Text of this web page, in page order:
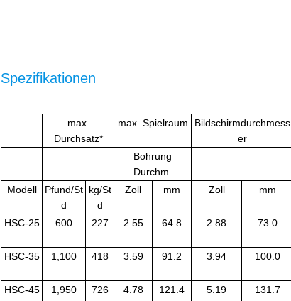
Spezifikationen
max.
Durchsatz*
max. Spielraum
Bildschirmdurchmess
er
Bohrung
Durchm.
Modell
Pfund/St
d
kg/St
d
Zoll mm Zoll mm
HSC-25 600 227 2.55 64.8 2.88 73.0
HSC-35 1,100 418 3.59 91.2 3.94 100.0
HSC-45 1,950 726 4.78 121.4 5.19 131.7